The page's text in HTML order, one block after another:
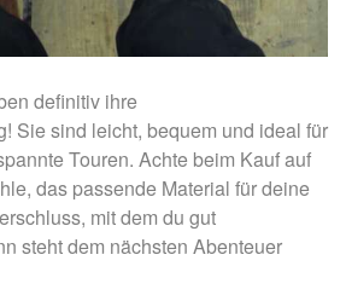
definitiv ihre
Sie sind leicht, bequem und ideal für
Touren. Achte beim Kauf auf
das passende Material für deine
mit dem du gut
steht dem nächsten Abenteuer